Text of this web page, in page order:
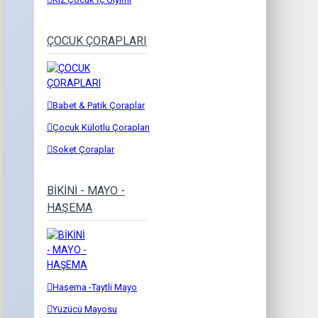
ÇOCUK ÇORAPLARI
Babet & Patik Çoraplar
Çocuk Külotlu Çorapları
Soket Çoraplar
BİKİNİ - MAYO -
HAŞEMA
Haşema -Taytli Mayo
Yüzücü Mayosu